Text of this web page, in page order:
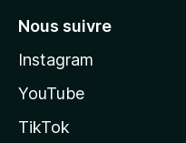
Nous suivre
Instagram
YouTube
TikTok